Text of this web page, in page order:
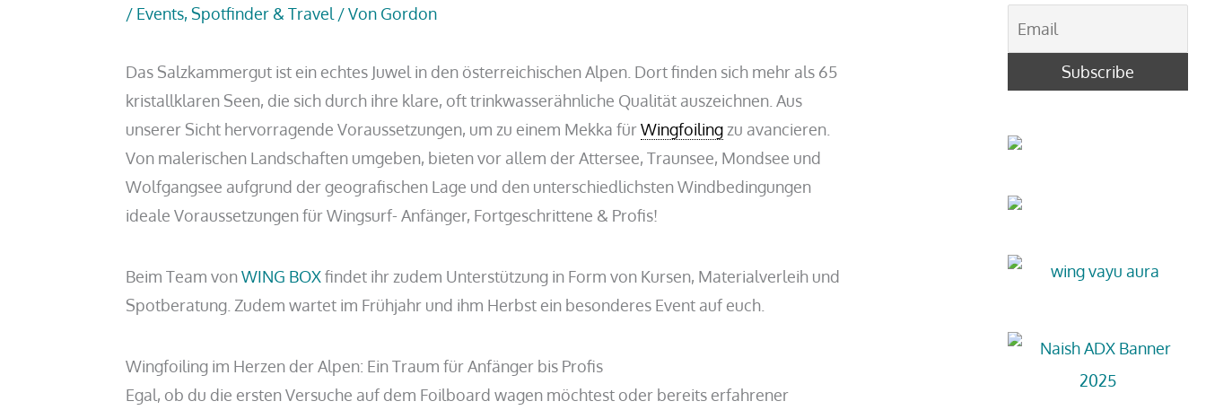
/ Events,Spotfinder & Travel / Von Gordon
Das Salzkammergut ist ein echtes Juwel in den österreichischen Alpen. Dort finden sich mehr als 65
kristallklaren Seen, die sich durch ihre klare, oft trinkwasserähnliche Qualität auszeichnen. Aus
unserer Sicht hervorragende Voraussetzungen, um zu einem Mekka fürWingfoiling zu avancieren.
Von malerischen Landschaften umgeben, bieten vor allem der Attersee, Traunsee, Mondsee und
Wolfgangsee aufgrund der geografischen Lage und den unterschiedlichsten Windbedingungen
ideale Voraussetzungen für Wingsurf- Anfänger, Fortgeschrittene & Profis!
Beim Team vonWING BOXfindet ihr zudem Unterstützung in Form von Kursen, Materialverleih und
Spotberatung. Zudem wartet im Frühjahr und ihm Herbst ein besonderes Event auf euch.
Wingfoiling im Herzen der Alpen: Ein Traum für Anfänger bis Profis
Egal, ob du die ersten Versuche auf dem Foilboard wagen möchtest oder bereits erfahrener